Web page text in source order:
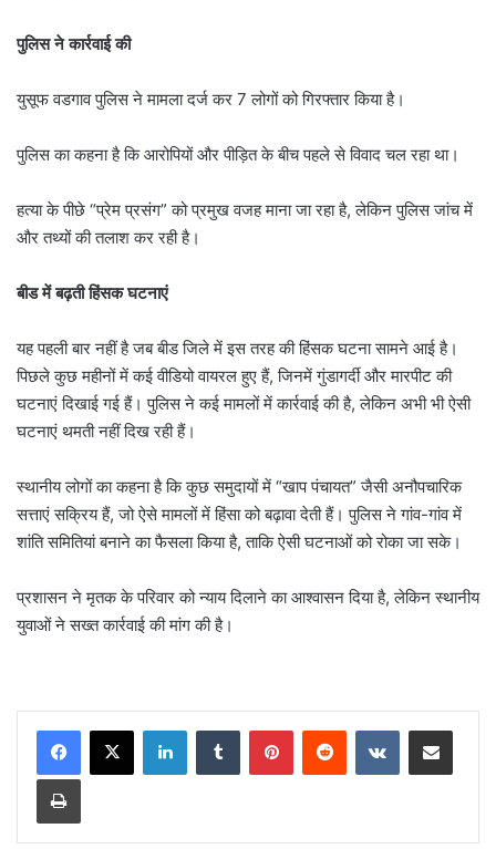
पुलिस ने कार्रवाई की
युसूफ वडगाव पुलिस ने मामला दर्ज कर 7 लोगों को गिरफ्तार किया है।
पुलिस का कहना है कि आरोपियों और पीड़ित के बीच पहले से विवाद चल रहा था।
हत्या के पीछे “प्रेम प्रसंग” को प्रमुख वजह माना जा रहा है, लेकिन पुलिस जांच में
और तथ्यों की तलाश कर रही है।
बीड में बढ़ती हिंसक घटनाएं
यह पहली बार नहीं है जब बीड जिले में इस तरह की हिंसक घटना सामने आई है।
पिछले कुछ महीनों में कई वीडियो वायरल हुए हैं, जिनमें गुंडागर्दी और मारपीट की
घटनाएं दिखाई गई हैं। पुलिस ने कई मामलों में कार्रवाई की है, लेकिन अभी भी ऐसी
घटनाएं थमती नहीं दिख रही हैं।
स्थानीय लोगों का कहना है कि कुछ समुदायों में “खाप पंचायत” जैसी अनौपचारिक
सत्ताएं सक्रिय हैं, जो ऐसे मामलों में हिंसा को बढ़ावा देती हैं। पुलिस ने गांव-गांव में
शांति समितियां बनाने का फैसला किया है, ताकि ऐसी घटनाओं को रोका जा सके।
प्रशासन ने मृतक के परिवार को न्याय दिलाने का आश्वासन दिया है, लेकिन स्थानीय
युवाओं ने सख्त कार्रवाई की मांग की है।